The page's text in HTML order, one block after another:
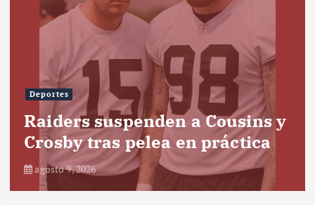
Deportes
Raiders suspenden a Cousins y
Crosby tras pelea en práctica
agosto 9, 2026